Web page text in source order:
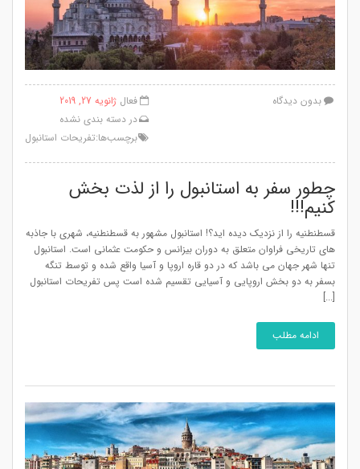
فعال ژانویه 27, 2019
در دسته بندی نشده
برچسب‌ها:تفریحات استانبول
بدون دیدگاه
چطور سفر به استانبول را از لذت بخش
کنیم!!!
قسطنطنیه را از نزدیک دیده اید؟! استانبول مشهور به قسطنطنیه، شهری با جاذبه
های تاریخی فراوان متعلق به دوران بیزانس و حکومت عثمانی است. استانبول
تنها شهر جهان می باشد که در دو قاره اروپا و آسیا واقع شده و توسط تنگه
بسفر به دو بخش اروپایی و آسیایی تقسیم شده است پس تفریحات استانبول
[...]
ادامه مطلب